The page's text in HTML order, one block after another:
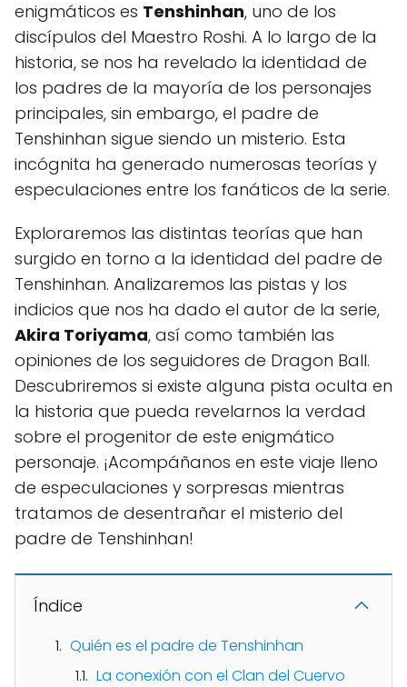
enigmáticos es Tenshinhan, uno de los
discípulos del Maestro Roshi. A lo largo de la
historia, se nos ha revelado la identidad de
los padres de la mayoría de los personajes
principales, sin embargo, el padre de
Tenshinhan sigue siendo un misterio. Esta
incógnita ha generado numerosas teorías y
especulaciones entre los fanáticos de la serie.
Exploraremos las distintas teorías que han
surgido en torno a la identidad del padre de
Tenshinhan. Analizaremos las pistas y los
indicios que nos ha dado el autor de la serie,
Akira Toriyama, así como también las
opiniones de los seguidores de Dragon Ball.
Descubriremos si existe alguna pista oculta en
la historia que pueda revelarnos la verdad
sobre el progenitor de este enigmático
personaje. ¡Acompáñanos en este viaje lleno
de especulaciones y sorpresas mientras
tratamos de desentrañar el misterio del
padre de Tenshinhan!
Índice
Quién es el padre de Tenshinhan
La conexión con el Clan del Cuervo